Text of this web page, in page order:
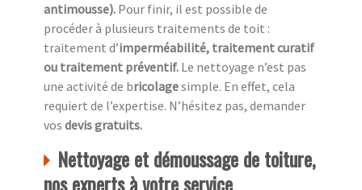
antimousse). Pour finir, il est possible de
procéder à plusieurs traitements de toit :
traitement d’imperméabilité, traitement curatif
ou traitement préventif. Le nettoyage n’est pas
une activité de bricolagesimple. En effet, cela
requiert de l’expertise. N’hésitez pas, demander
vos devis gratuits.
Nettoyage et démoussage de toiture,
nos experts à votre service